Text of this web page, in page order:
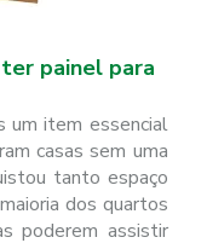
painel para
um item essencial
casas sem uma
tanto espaço
dos quartos
poderem assistir